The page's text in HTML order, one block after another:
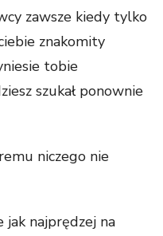
zawsze kiedy tylko
znakomity
tobie
szukał ponownie
niczego nie
najprędzej na